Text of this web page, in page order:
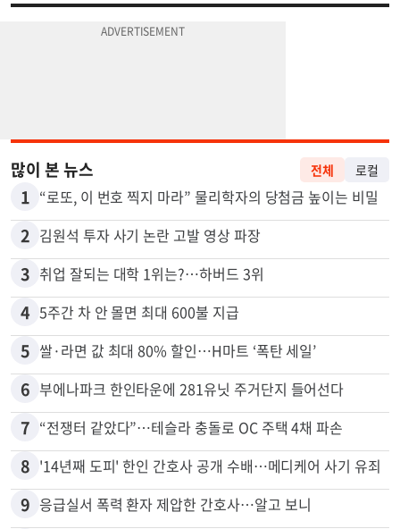
많이 본 뉴스 전체 로컬
1 “로또, 이 번호 찍지 마라” 물리학자의 당첨금 높이는 비밀
2 김원석 투자 사기 논란 고발 영상 파장
3 취업 잘되는 대학 1위는?…하버드 3위
4 5주간 차 안 몰면 최대 600불 지급
5 쌀·라면 값 최대 80% 할인…H마트 ‘폭탄 세일’
6 부에나파크 한인타운에 281유닛 주거단지 들어선다
7 “전쟁터 같았다”…테슬라 충돌로 OC 주택 4채 파손
8 '14년째 도피' 한인 간호사 공개 수배…메디케어 사기 유죄
9 응급실서 폭력 환자 제압한 간호사…알고 보니